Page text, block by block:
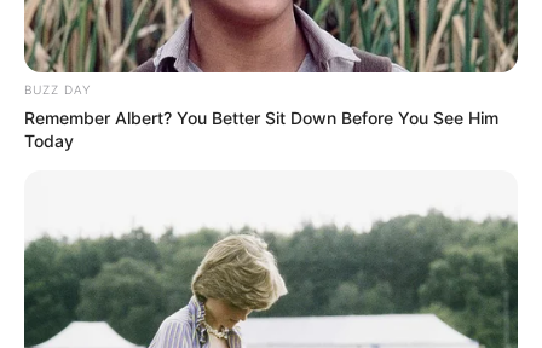
BUZZ DAY
Remember Albert? You Better Sit Down Before You See Him
Today